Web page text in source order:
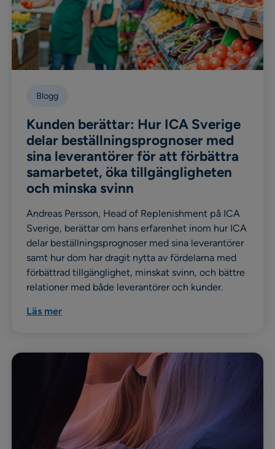
Blogg
Kunden berättar: Hur ICA Sverige
delar beställningsprognoser med
sina leverantörer för att förbättra
samarbetet, öka tillgängligheten
och minska svinn
Andreas Persson, Head of Replenishment på ICA
Sverige, berättar om hans erfarenhet inom hur ICA
delar beställningsprognoser med sina leverantörer
samt hur dom har dragit nytta av fördelarna med
förbättrad tillgänglighet, minskat svinn, och bättre
relationer med både leverantörer och kunder.
Läs mer